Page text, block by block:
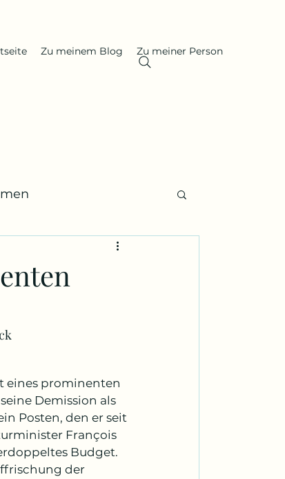
Zu meinem Blog Zu meiner Person
eines prominenten
Demission als
Posten, den er seit
François
Budget.
der